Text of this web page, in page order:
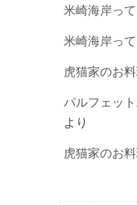
米崎海岸っ
米崎海岸っ
虎猫家のお
パルフェッ
より
虎猫家のお